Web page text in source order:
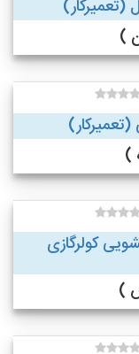
کولرگازی